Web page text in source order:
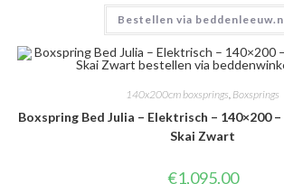
Bestellen via
140x200cm boxsprings, Boxsprings
Boxspring Bed Julia – Elektrisch – 140×200
Skai Zwart
€1,095.00